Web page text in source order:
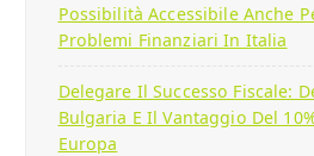
Possibilità Accessibile Anche
Problemi Finanziari In Italia
Delegare Il Successo Fiscale:
Bulgaria E Il Vantaggio Del
Europa